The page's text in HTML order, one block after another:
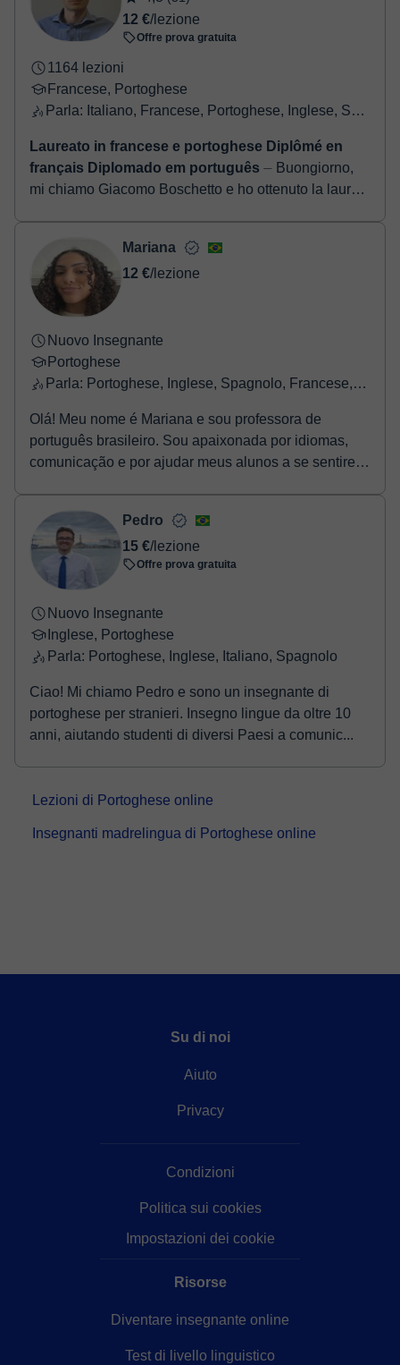
12 €/lezione
Offre prova gratuita
1164 lezioni
Francese, Portoghese
Parla: Italiano, Francese, Portoghese, Inglese, Spagnolo
Laureato in francese e portoghese Diplômé en
français Diplomado em português ⏤ Buongiorno,
mi chiamo Giacomo Boschetto e ho ottenuto la laurea
Mariana
12 €/lezione
Nuovo Insegnante
Portoghese
Parla: Portoghese, Inglese, Spagnolo, Francese, Italiano
Olá! Meu nome é Mariana e sou professora de
português brasileiro. Sou apaixonada por idiomas,
comunicação e por ajudar meus alunos a se sentirem
Pedro
15 €/lezione
Offre prova gratuita
Nuovo Insegnante
Inglese, Portoghese
Parla: Portoghese, Inglese, Italiano, Spagnolo
Ciao! Mi chiamo Pedro e sono un insegnante di
portoghese per stranieri. Insegno lingue da oltre 10
anni, aiutando studenti di diversi Paesi a comunic...
Lezioni di Portoghese online
Insegnanti madrelingua di Portoghese online
Su di noi
Aiuto
Privacy
Condizioni
Politica sui cookies
Impostazioni dei cookie
Risorse
Diventare insegnante online
Test di livello linguistico